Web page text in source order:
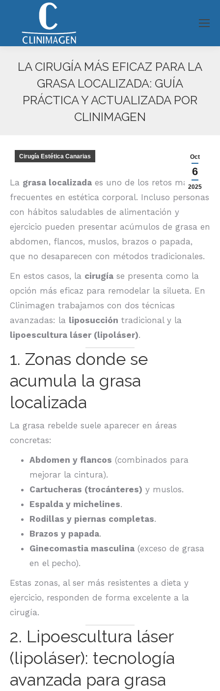
LA CIRUGÍA MÁS EFICAZ PARA LA
GRASA LOCALIZADA: GUÍA
PRÁCTICA Y ACTUALIZADA POR
CLINIMAGEN
Oct
6
2025
Cirugía Estética Canarias
La grasa localizada es uno de los retos más
frecuentes en estética corporal. Incluso personas
con hábitos saludables de alimentación y
ejercicio pueden presentar acúmulos de grasa en
abdomen, flancos, muslos, brazos o papada,
que no desaparecen con métodos tradicionales.
En estos casos, la cirugía se presenta como la
opción más eficaz para remodelar la silueta. En
Clinimagen trabajamos con dos técnicas
avanzadas: la liposucción tradicional y la
lipoescultura láser (lipoláser).
1. Zonas donde se
acumula la grasa
localizada
La grasa rebelde suele aparecer en áreas
concretas:
Abdomen y flancos (combinados para
mejorar la cintura).
Cartucheras (trocánteres) y muslos.
Espalda y michelines.
Rodillas y piernas completas.
Brazos y papada.
Ginecomastia masculina (exceso de grasa
en el pecho).
Estas zonas, al ser más resistentes a dieta y
ejercicio, responden de forma excelente a la
cirugía.
2. Lipoescultura láser
(lipoláser): tecnología
avanzada para grasa